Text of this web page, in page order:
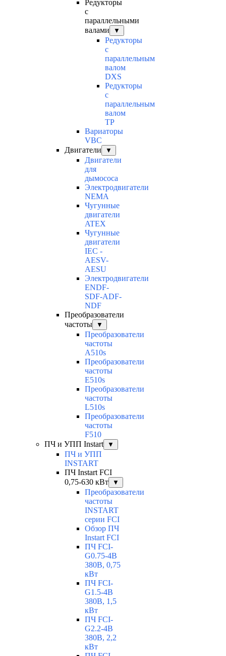
Редукторы
с
параллельными
валами
▼
Редукторы
с
параллельным
валом
DXS
Редукторы
с
параллельным
валом
TP
Вариаторы
VBC
Двигатели
▼
Двигатели
для
дымососа
Электродвигатели
NEMA
Чугунные
двигатели
ATEX
Чугунные
двигатели
IEC -
AESV-
AESU
Электродвигатели
ENDF-
SDF-ADF-
NDF
Преобразователи
частоты
▼
Преобразователи
частоты
A510s
Преобразователи
частоты
E510s
Преобразователи
частоты
L510s
Преобразователи
частоты
F510
ПЧ и УПП Instart
▼
ПЧ и УПП
INSTART
ПЧ Instart FCI
0,75-630 кВт
▼
Преобразователи
частоты
INSTART
серии FCI
Обзор ПЧ
Instart FCI
ПЧ FCI-
G0.75-4B
380В, 0,75
кВт
ПЧ FCI-
G1.5-4B
380В, 1,5
кВт
ПЧ FCI-
G2.2-4B
380В, 2,2
кВт